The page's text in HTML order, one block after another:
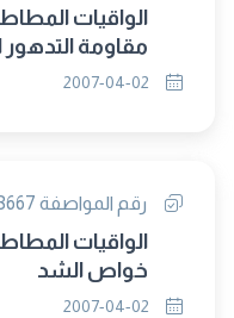
مقاومة التدهور
رقم المواصفة 3667-9 / 2001
خواص الشد